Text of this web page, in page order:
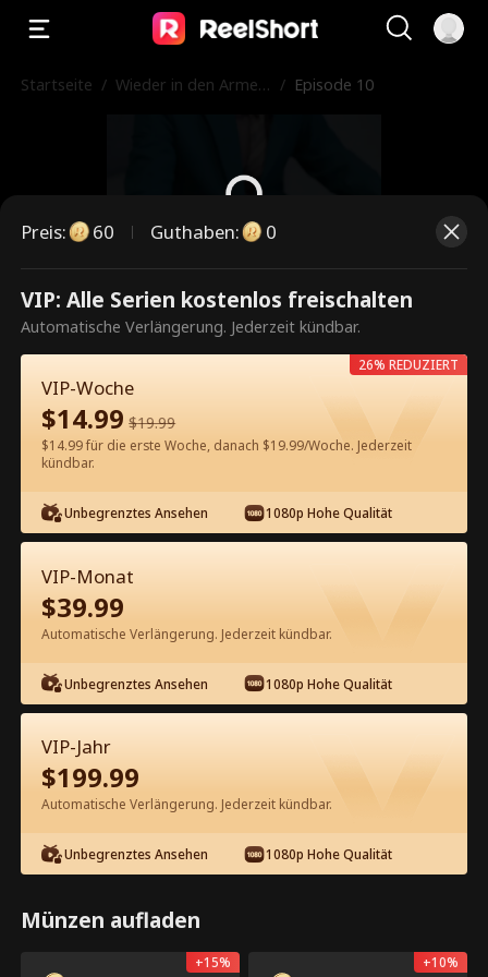
Startseite / Wieder in den Armen
/ Episode 10
Dies ist eine kostenpflichtige
Episode. Bitte entsperren, um
weiterzusehen.
60Jetzt entsperren
Kostenlos in der App ansehen
Episode 10 - Wieder in den Armen
meines Ex nach der Scheidung
Kompletter Film
1-50 51-100
10 11 12 13
1.2k Teilen
App-exklusiv: Kostenlos
freischalten
Preis: 60 Guthaben: 0
VIP: Alle Serien kostenlos freischalten
Automatische Verlängerung. Jederzeit kündbar.
VIP-Woche
$14.99 $19.99
$14.99 für die erste Woche, danach $19.99/Woche. Jederzeit
kündbar.
Unbegrenztes Ansehen 1080p Hohe Qualität
26% REDUZIERT
VIP-Monat
$39.99
Automatische Verlängerung. Jederzeit kündbar.
Unbegrenztes Ansehen 1080p Hohe Qualität
VIP-Jahr
$199.99
Automatische Verlängerung. Jederzeit kündbar.
Unbegrenztes Ansehen 1080p Hohe Qualität
Münzen aufladen
+15% +10%